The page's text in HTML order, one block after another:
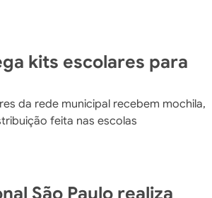
kits escolares para
da rede municipal recebem mochila,
feita nas escolas
São Paulo realiza